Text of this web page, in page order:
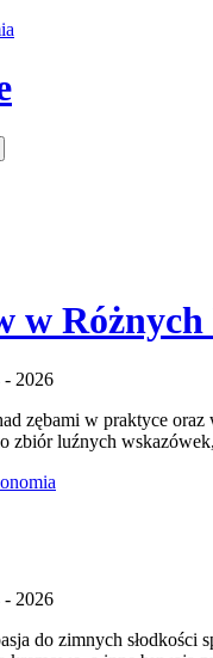
w
- 2026
zębami w praktyce
zbiór luźnych
- 2026
do zimnych